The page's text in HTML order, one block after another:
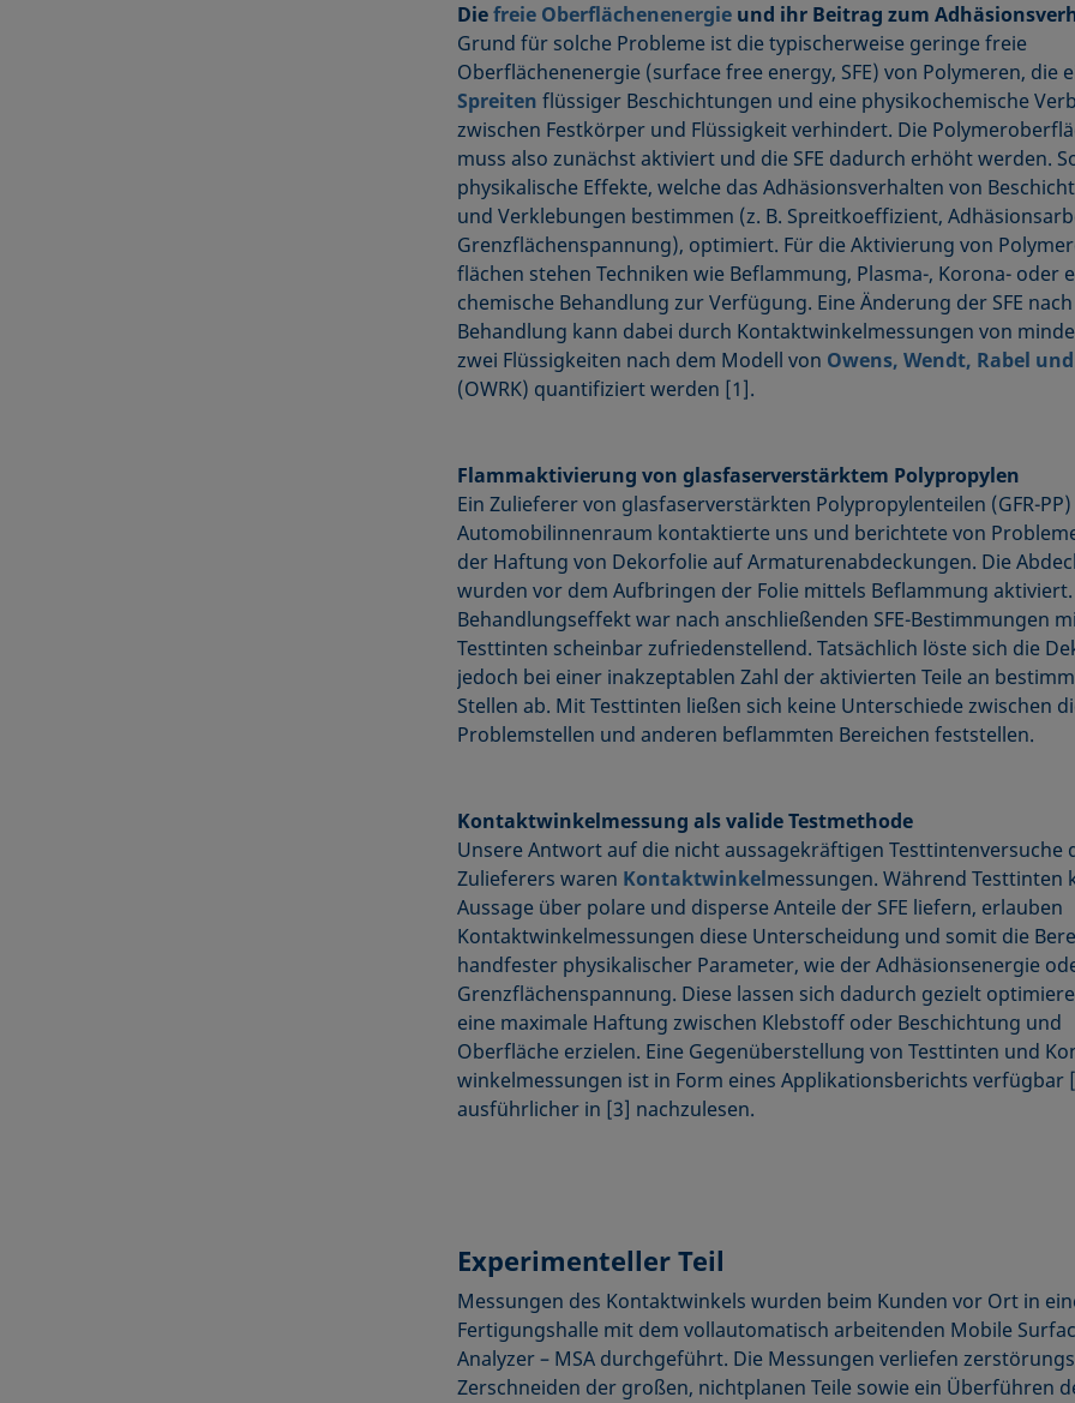
Diefreie Oberflächenenergieund ihr Beitrag zum
Grund für solche Probleme ist die typischerweise geringe freie
Oberflächenenergie (surface free energy, SFE) von Polymeren, die
Spreiten flüssiger Beschichtungen und eine physikochemische
zwischen Festkörper und Flüssigkeit verhindert. Die
muss also zunächst aktiviert und die SFE dadurch erhöht werden.
physikalische Effekte, welche das Adhäsionsverhalten von
und Verkle­bungen bestimmen (z. B. Spreit­koeffizient,
Grenzflächenspan­nung), optimiert. Für die Aktivierung von
flächen stehen Techniken wie Beflammung, Plasma-, Korona- oder
chemische Behandlung zur Verfügung. Eine Änderung der SFE nach
Behandlung kann dabei durch Kontaktwinkelmessungen von
zwei Flüssig­keiten nach dem Modell von Owens, Wendt, Rabel
(OWRK) quantifiziert werden [1].
Flammaktivierung von glasfaserverstärktem Polypropylen
Ein Zulieferer von glasfaserverstärkten Polypropylenteilen (GFR-
Automobilinnenraum kontaktierte uns und berichtete von
der Haftung von Dekorfolie auf Armaturenabdeckungen. Die
wurden vor dem Aufbringen der Folie mittels Beflammung
Behandlungseffekt war nach anschließenden SFE-Bestimmungen
Testtinten scheinbar zufriedenstellend. Tatsächlich löste sich die
jedoch bei einer inakzeptablen Zahl der aktivierten Teile an
Stellen ab. Mit Testtinten ließen sich keine Unterschiede zwischen
Problemstellen und anderen beflammten Bereichen feststellen.
Kontaktwinkelmessung als valide Testmethode
Unsere Antwort auf die nicht aussagekräftigen Test­tinten­versuche
Zulieferers waren Kontaktwinkel­messungen. Während Testtinten
Aussage über polare und disperse Anteile der SFE liefern, erlauben
Kontaktwinkelmessungen diese Unterscheidung und somit die
handfester physikalischer Parameter, wie der Adhäsionsenergie
Grenz­flächen­spannung. Diese lassen sich dadurch gezielt
eine maximale Haftung zwischen Klebstoff oder Beschichtung und
Oberfläche erzielen. Eine Gegenüberstellung von Testtinten und
winkel­messungen ist in Form eines Applikations­berichts verfügbar
ausführlicher in [3] nachzulesen.
Experimenteller Teil
Messungen des Kontaktwinkels wurden beim Kunden vor Ort in
Fertigungshalle mit dem vollautomatisch arbeitenden Mobile
Analyzer – MSA durch­geführt. Die Messungen verliefen
Zerschneiden der großen, nichtplanen Teile sowie ein Überführen